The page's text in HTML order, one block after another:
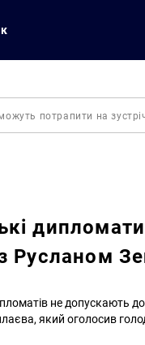
потрапити на
Русланом
не допускають
який оголосив